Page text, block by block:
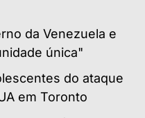
da Venezuela e
única"
do ataque
em Toronto